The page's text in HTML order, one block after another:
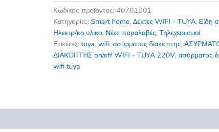
9,10 €.
WIFI
TUYA
220V
ποσότητα
Κωδικός προϊόντος:40701001
Κατηγορίες:Smart home,Δέκτες WIFI - TUYA, Είδη
Ηλεκτρ/κο υλικο, Νέες παραλαβές,Τηλεχειρισμοί
Ετικέτες:tuya,wifi,ασύρματος διακόπτης,
ΔΙΑΚΟΠΤΗΣ on/off WIFI - TUYA 220V,ασύρματος
wifi tuya